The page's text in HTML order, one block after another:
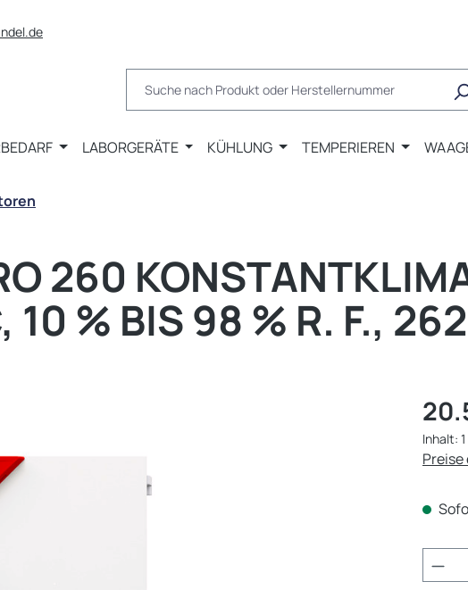
LABORGERÄTE KÜHLUNG TEMPERIEREN
260
10 % BIS 98 % R. F.,
Inhalt:
Preise